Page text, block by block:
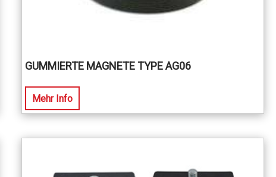
GUMMIERTE MAGNETE TYPE AG06
Mehr Info